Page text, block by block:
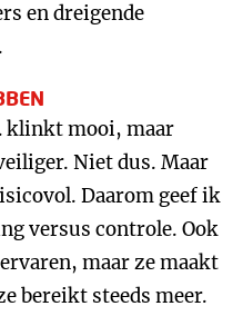
en dreigende
klinkt mooi, maar
Niet dus. Maar
Daarom geef ik
versus controle. Ook
maar ze maakt
bereikt steeds meer.